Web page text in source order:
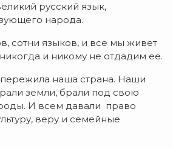
русский язык,
народа.
сотни языков, и все мы живет
и никому не отдадим её.
наша страна. Наши
земли, брали под свою
И всем давали право
веру и семейные